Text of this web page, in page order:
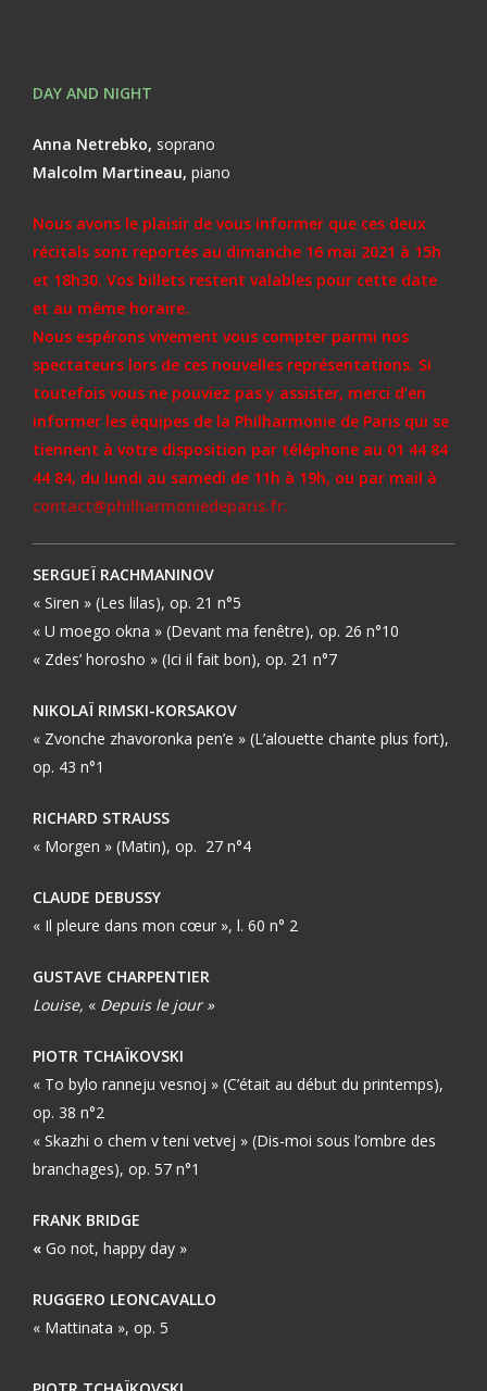
DAY AND NIGHT
Anna Netrebko, soprano
Malcolm Martineau,piano
Nous avons le plaisir de vous informer que ces deux
récitals sont reportés au dimanche 16 mai 2021 à 15h
et 18h30. Vos billets restent valables pour cette date
et au même horaire.
Nous espérons vivement vous compter parmi nos
spectateurs lors de ces nouvelles représentations. Si
toutefois vous ne pouviez pas y assister, merci d’en
informer les équipes de la Philharmonie de Paris qui se
tiennent à votre disposition par téléphone au 01 44 84
44 84, du lundi au samedi de 11h à 19h, ou par mail à
contact@philharmoniedeparis.fr.
SERGUEÏ RACHMANINOV
« Siren » (Les lilas), op. 21 n°5
« U moego okna » (Devant ma fenêtre), op. 26 n°10
« Zdes’ horosho » (Ici il fait bon), op. 21 n°7
NIKOLAÏ RIMSKI-KORSAKOV
« Zvonche zhavoronka pen’e » (L’alouette chante plus fort),
op. 43 n°1
RICHARD STRAUSS
« Morgen » (Matin), op. 27 n°4
CLAUDE DEBUSSY
« Il pleure dans mon cœur », l. 60 n° 2
GUSTAVE CHARPENTIER
Louise, « Depuis le jour »
PIOTR TCHAÏKOVSKI
« To bylo ranneju vesnoj » (C’était au début du printemps),
op. 38 n°2
« Skazhi o chem v teni vetvej » (Dis-moi sous l’ombre des
branchages), op. 57 n°1
FRANK BRIDGE
«Go not, happy day »
RUGGERO LEONCAVALLO
« Mattinata », op. 5